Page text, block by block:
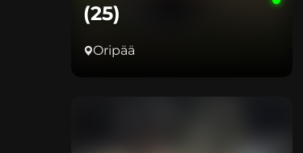
(25)
Oripää